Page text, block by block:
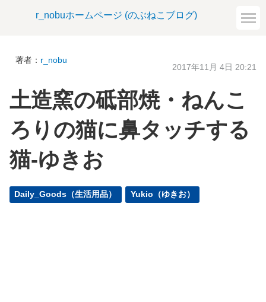
r_nobuホームページ (のぶねこブログ)
著者： r_nobu
2017年11月 4日 20:21
土造窯の砥部焼・ねんこ
ろりの猫に鼻タッチする
猫-ゆきお
Daily_Goods（生活用品） Yukio（ゆきお）